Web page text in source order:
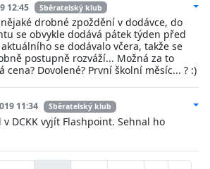
12:45 Sběratelský klub
drobné zpoždění v dodávce, do
se obvykle dodává pátek týden před
se dodávalo včera, takže se
postupně rozváží... Možná za to
cena? Dovolené? První školní měsíc... ? :)
11:34 Sběratelský klub
v DCKK vyjít Flashpoint. Sehnal ho